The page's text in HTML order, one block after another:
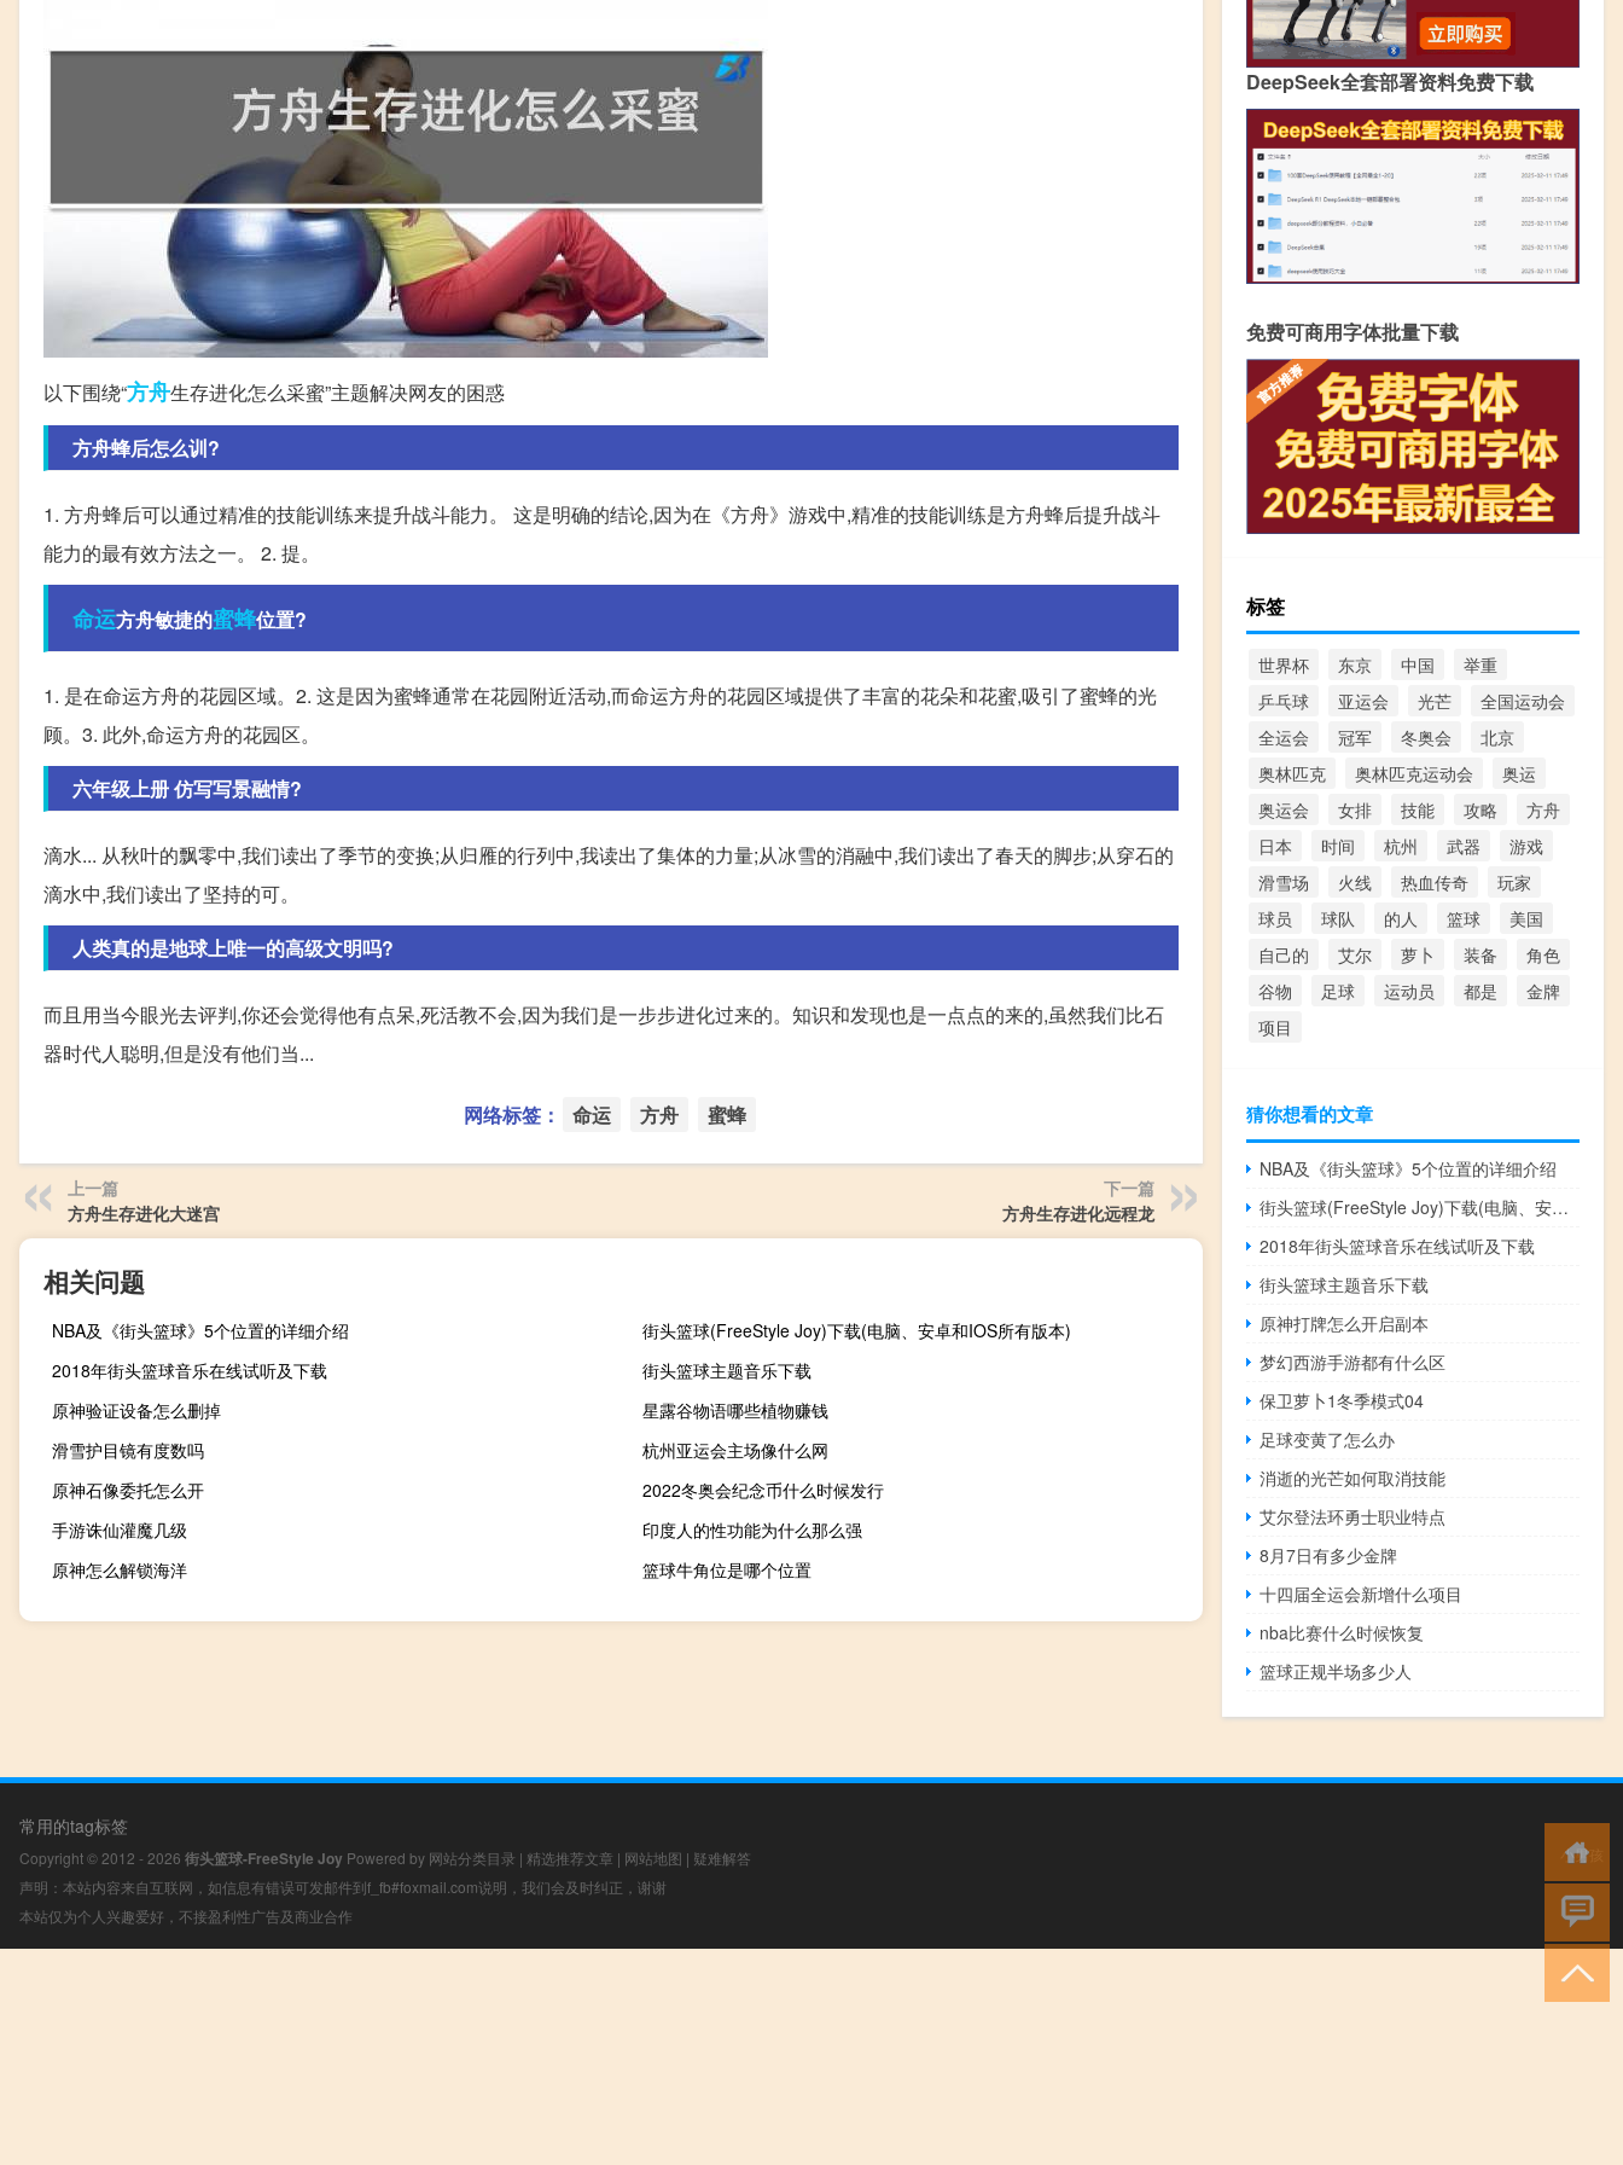
以下围绕“方舟生存进化怎么采蜜”主题解决网友的困惑
方舟蜂后怎么训?
1. 方舟蜂后可以通过精准的技能训练来提升战斗能力。 这是明确的结论,因为在《方舟》游戏中,精准的技能训练是方舟蜂后提升战斗
能力的最有效方法之一。 2. 提。
命运方舟敏捷的蜜蜂位置?
1. 是在命运方舟的花园区域。2. 这是因为蜜蜂通常在花园附近活动,而命运方舟的花园区域提供了丰富的花朵和花蜜,吸引了蜜蜂的光
顾。3. 此外,命运方舟的花园区。
六年级上册 仿写写景融情?
滴水... 从秋叶的飘零中,我们读出了季节的变换;从归雁的行列中,我读出了集体的力量;从冰雪的消融中,我们读出了春天的脚步;从穿石的
滴水中,我们读出了坚持的可。
人类真的是地球上唯一的高级文明吗?
而且用当今眼光去评判,你还会觉得他有点呆,死活教不会,因为我们是一步步进化过来的。知识和发现也是一点点的来的,虽然我们比石
器时代人聪明,但是没有他们当...
网络标签： 命运 方舟 蜜蜂
上一篇
方舟生存进化大迷宫
下一篇
方舟生存进化远程龙
相关问题
NBA及《街头篮球》5个位置的详细介绍
街头篮球(FreeStyle Joy)下载(电脑、安卓和IOS所有版本)
2018年街头篮球音乐在线试听及下载
街头篮球主题音乐下载
原神验证设备怎么删掉
星露谷物语哪些植物赚钱
滑雪护目镜有度数吗
杭州亚运会主场像什么网
原神石像委托怎么开
2022冬奥会纪念币什么时候发行
手游诛仙灌魔几级
印度人的性功能为什么那么强
原神怎么解锁海洋
篮球牛角位是哪个位置
DeepSeek全套部署资料免费下载
免费可商用字体批量下载
标签
世界杯 东京 中国
举重
乒乓球
亚运会 光芒
全国运动会
全运会
冠军 冬奥会
北京
奥林匹克
奥林匹克运动会
奥运
奥运会
女排 技能 攻略
方舟
日本
时间 杭州 武器
游戏
滑雪场
火线 热血传奇
玩家
球员
球队 的人 篮球
美国
自己的
艾尔 萝卜 装备
角色
谷物
足球 运动员 都是
金牌
项目
猜你想看的文章
NBA及《街头篮球》5个位置的详细介绍
街头篮球(FreeStyle Joy)下载(电脑、安卓和IOS所有版本)
2018年街头篮球音乐在线试听及下载
街头篮球主题音乐下载
原神打牌怎么开启副本
梦幻西游手游都有什么区
保卫萝卜1冬季模式04
足球变黄了怎么办
消逝的光芒如何取消技能
艾尔登法环勇士职业特点
8月7日有多少金牌
十四届全运会新增什么项目
nba比赛什么时候恢复
篮球正规半场多少人
常用的tag标签
Copyright © 2012 - 2026 街头篮球-FreeStyle Joy Powered by 网站分类目录 | 精选推荐文章 | 网站地图 | 疑难解答
声明：本站内容来自互联网，如信息有错误可发邮件到f_fb#foxmail.com说明，我们会及时纠正，谢谢
本站仅为个人兴趣爱好，不接盈利性广告及商业合作
小男孩